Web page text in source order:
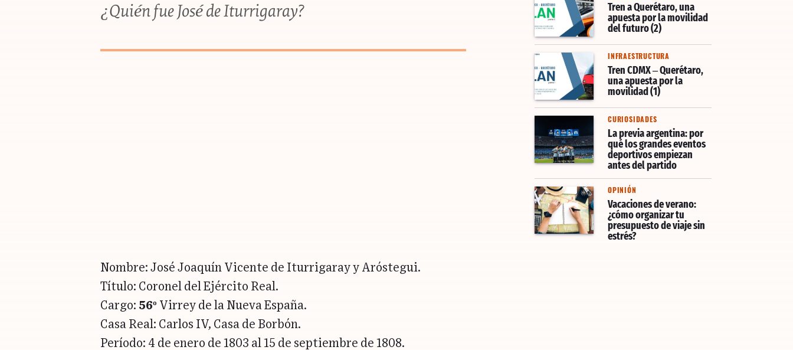
¿Quién fue José de Iturrigaray?
Nombre: José Joaquín Vicente de Iturrigaray y Aróstegui.
Título: Coronel del Ejército Real.
Cargo: 56º Virrey de la Nueva España.
Casa Real: Carlos IV, Casa de Borbón.
Período: 4 de enero de 1803 al 15 de septiembre de 1808.
Tren a Querétaro, una
apuesta por la movilidad
del futuro (2)
INFRAESTRUCTURA
Tren CDMX – Querétaro,
una apuesta por la
movilidad (1)
CURIOSIDADES
La previa argentina: por
qué los grandes eventos
deportivos empiezan
antes del partido
OPINIÓN
Vacaciones de verano:
¿cómo organizar tu
presupuesto de viaje sin
estrés?